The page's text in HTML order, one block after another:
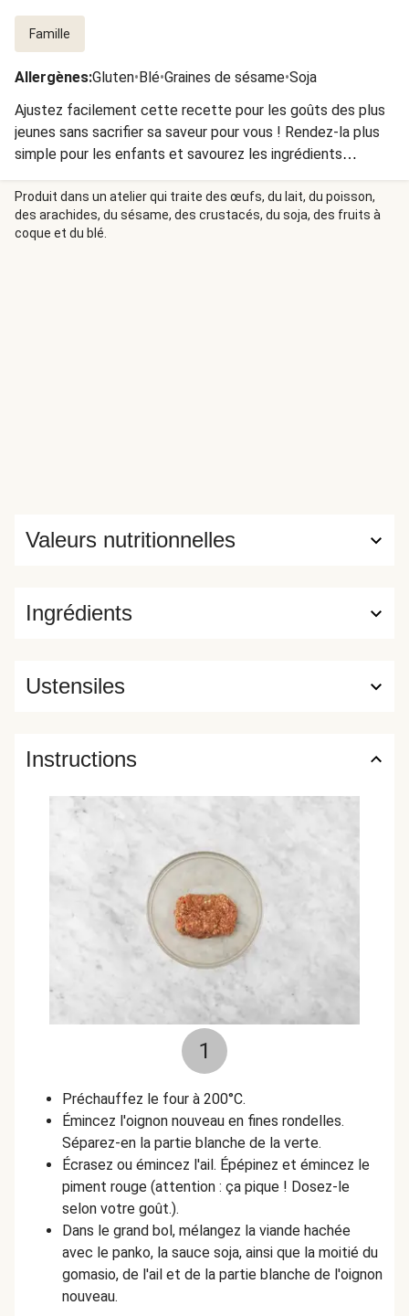
Famille
Allergènes:Gluten•Blé•Graines de sésame•Soja
Ajustez facilement cette recette pour les goûts des plus
jeunes sans sacrifier sa saveur pour vous ! Rendez-la plus
simple pour les enfants et savourez les ingrédients
spéciaux ajoutés juste pour vous.
Produit dans un atelier qui traite des œufs, du lait, du poisson,
des arachides, du sésame, des crustacés, du soja, des fruits à
coque et du blé.
Ingrédients
Valeurs nutritionnelles
Ustensiles
Instructions
1
Préchauffez le four à 200°C.
Émincez l'oignon nouveau en fines rondelles.
Séparez-en la partie blanche de la verte.
Écrasez ou émincez l'ail. Épépinez et émincez le
piment rouge (attention : ça pique ! Dosez-le
selon votre goût.).
Dans le grand bol, mélangez la viande hachée
avec le panko, la sauce soja, ainsi que la moitié du
gomasio, de l'ail et de la partie blanche de l'oignon
nouveau.